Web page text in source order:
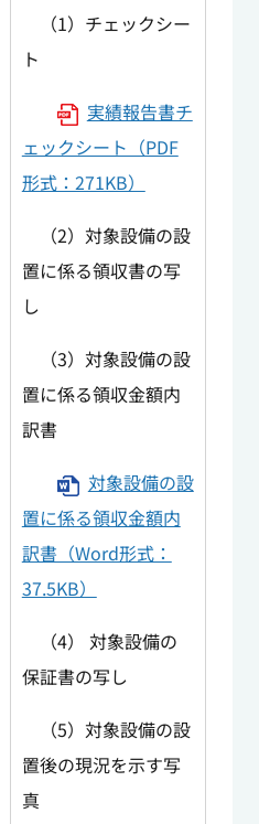
（1）チェックシー
ト
実績報告書チ
ェックシート（PDF
形式：271KB）
（2）対象設備の設
置に係る領収書の写
し
（3）対象設備の設
置に係る領収金額内
訳書
対象設備の設
置に係る領収金額内
訳書（Word形式：
37.5KB）
（4） 対象設備の
保証書の写し
（5）対象設備の設
置後の現況を示す写
真